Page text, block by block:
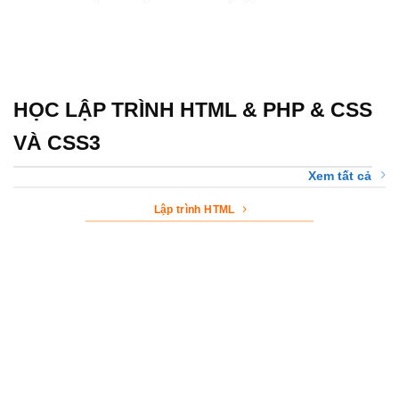
HỌC LẬP TRÌNH HTML & PHP & CSS
VÀ CSS3
Xem tất cả
Lập trình HTML